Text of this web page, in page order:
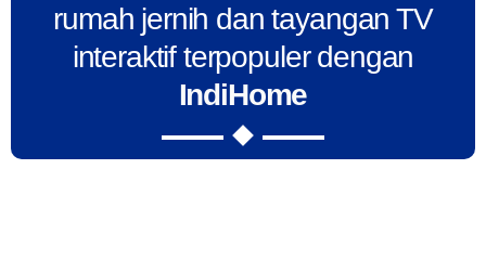
rumah jernih dan tayangan TV
interaktif terpopuler dengan
IndiHome